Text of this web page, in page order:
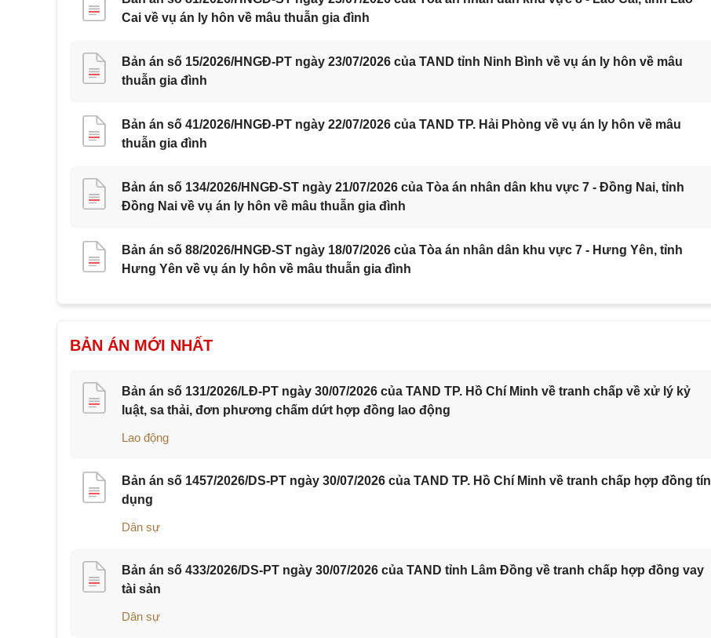
Cai về vụ án ly hôn về mâu thuẫn gia đình
Bản án số 15/2026/HNGĐ-PT ngày 23/07/2026 của TAND tỉnh Ninh Bình về vụ án ly hôn về mâu
thuẫn gia đình
Bản án số 41/2026/HNGĐ-PT ngày 22/07/2026 của TAND TP. Hải Phòng về vụ án ly hôn về mâu
thuẫn gia đình
Bản án số 134/2026/HNGĐ-ST ngày 21/07/2026 của Tòa án nhân dân khu vực 7 - Đồng Nai, tỉnh
Đồng Nai về vụ án ly hôn về mâu thuẫn gia đình
Bản án số 88/2026/HNGĐ-ST ngày 18/07/2026 của Tòa án nhân dân khu vực 7 - Hưng Yên, tỉnh
Hưng Yên về vụ án ly hôn về mâu thuẫn gia đình
BẢN ÁN MỚI NHẤT
Bản án số 131/2026/LĐ-PT ngày 30/07/2026 của TAND TP. Hồ Chí Minh về tranh chấp về xử lý kỷ
luật, sa thải, đơn phương chấm dứt hợp đồng lao động
Lao động
Bản án số 1457/2026/DS-PT ngày 30/07/2026 của TAND TP. Hồ Chí Minh về tranh chấp hợp đồng tín
dụng
Dân sự
Bản án số 433/2026/DS-PT ngày 30/07/2026 của TAND tỉnh Lâm Đồng về tranh chấp hợp đồng vay
tài sản
Dân sự